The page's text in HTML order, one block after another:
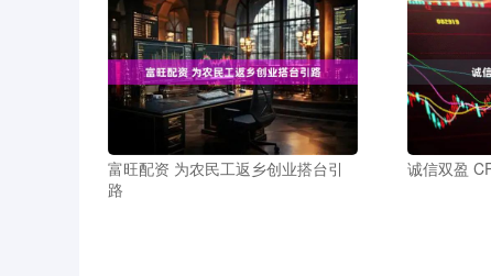
富旺配资 为农民工返乡创业搭台引
路
诚信双盈